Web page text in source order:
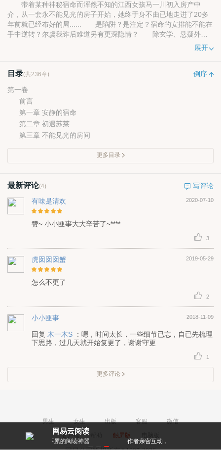
带着某种神秘宿命而浑然不知的江西女孩马一川初入房产中
介，从一套永不能见光的房子开始，她终于身不由已地走进了20多
年前就已经布好的局...... 是陷阱？是注定？宿命的安排能不能在
手中逆转？尔虞我诈后难道另有更深隐情？ 除玄学、悬疑外，
书中大量穿插你所不知道的真实房产中介黑暗操作，也许，人来人
另：最近我朋友忘语的魔天记出手游了，大家有感兴趣的可以
展开
目录(共236章)
倒序
第一卷
前言
第一章 安静的宿命
第二章 初遇苏莱
第三章 不能见光的房间
更多目录
最新评论(4)
写评论
有味是清欢
2020-07-10
赞~ 小小匪事大大辛苦了~****
3
虎囡囡囡蟹 2019-05-29
怎么不更了
2
小小匪事 2018-11-09
回复 木一木S
下思路，过几天就开始复更了，谢谢守更
1
更多评论
男生 女生 出版 客服
微信
客户端
触屏版
网易公司版权所有©1997-2026
网易云阅读
的阅读神器 作者亲密互动，和大神零距离！